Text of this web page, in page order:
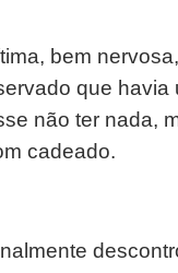
bem
que
não ter nada,
cadeado.